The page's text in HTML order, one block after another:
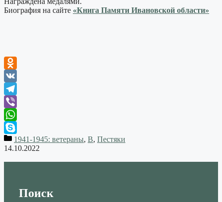
Биография на сайте «Книга Памяти Ивановской области»
Odnoklassniki
VK
Telegram
Viber
WhatsApp
Skype1941-1945: ветераны, В, Пестяки
14.10.2022
Поиск